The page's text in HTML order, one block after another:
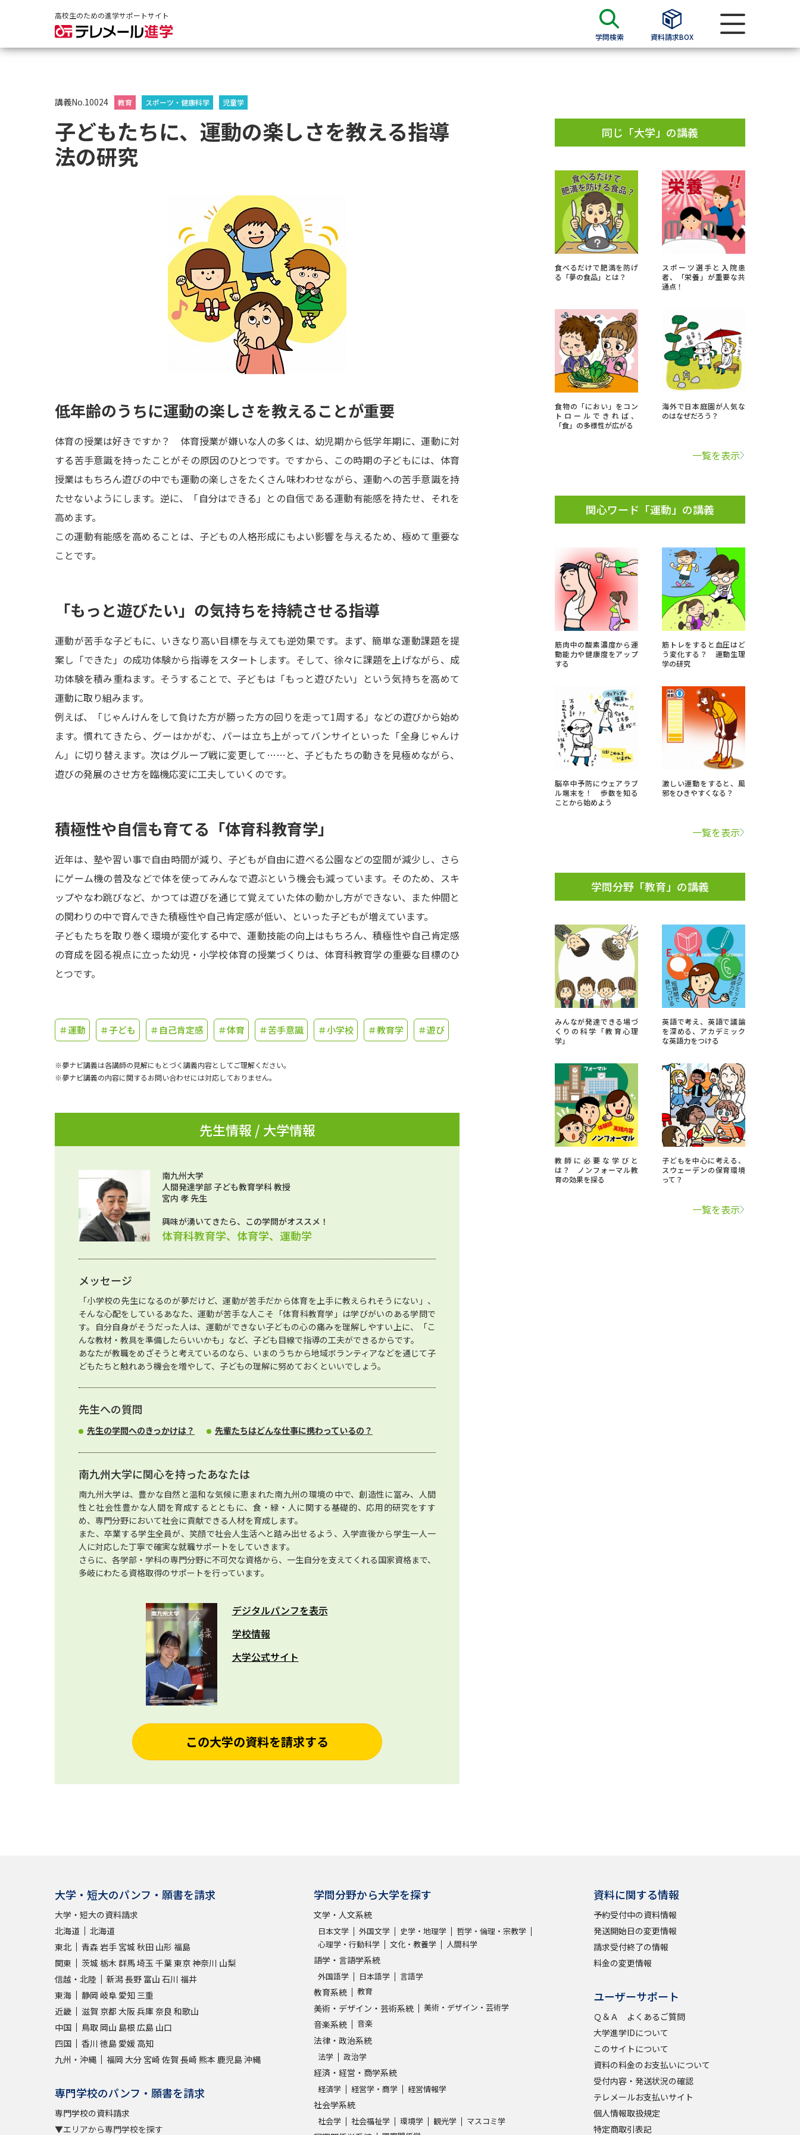
高校生のための進学サポートサイト
学問検索 資料請求BOX
大学・短大の資料種類から請求
大学パンフ
学部・学科パンフ
過去問題集
留学・進学関連、塾・予備校
高等学校卒業程度認定試験
小学校教員資格認定試験
大学検索
大学で学べる内容や特徴を調べる
新増設大学・学部・学科特集
データサイエンス特集
進路の３択
新学年スタート号特集ページ（高3生用）
SELFBRAND特集ページ
オープンキャンパス検索
実施プログラムから探す
受験準備 資料検索
志望校・出願校を調べる
併願校選び 受験スケジュールを立てよう
先輩が入学を決めた理由
新生活お役立ちガイド
大学で学びたい学問発見
学問のミニ講義「夢ナビ講義」 学問分野解説 学問の教科書 夢ナビライブ
ユーザーサポート
このサイトについて
資料の料金のお支払いについて 受付内容・発送状況の確認 テレメール
お支払いサイト
個人情報取扱規定
特定商取引表記 お問合せ先 テレメール進学カタログ訂正のご案内
講義No.10024 教育 スポーツ・健康科学 児童学
子どもたちに、運動の楽しさを教える指導
法の研究
低年齢のうちに運動の楽しさを教えることが重要
体育の授業は好きですか？ 体育授業が嫌いな人の多くは、幼児期から低学年期に、運動に対
する苦手意識を持ったことがその原因のひとつです。ですから、この時期の子どもには、体育
授業はもちろん遊びの中でも運動の楽しさをたくさん味わわせながら、運動への苦手意識を持
たせないようにします。逆に、「自分はできる」との自信である運動有能感を持たせ、それを
高めます。
この運動有能感を高めることは、子どもの人格形成にもよい影響を与えるため、極めて重要な
ことです。
「もっと遊びたい」の気持ちを持続させる指導
運動が苦手な子どもに、いきなり高い目標を与えても逆効果です。まず、簡単な運動課題を提
案し「できた」の成功体験から指導をスタートします。そして、徐々に課題を上げながら、成
功体験を積み重ねます。そうすることで、子どもは「もっと遊びたい」という気持ちを高めて
運動に取り組みます。
例えば、「じゃんけんをして負けた方が勝った方の回りを走って1周する」などの遊びから始め
ます。慣れてきたら、グーはかがむ、パーは立ち上がってバンサイといった「全身じゃんけ
ん」に切り替えます。次はグループ戦に変更して……と、子どもたちの動きを見極めながら、
遊びの発展のさせ方を臨機応変に工夫していくのです。
積極性や自信も育てる「体育科教育学」
近年は、塾や習い事で自由時間が減り、子どもが自由に遊べる公園などの空間が減少し、さら
にゲーム機の普及などで体を使ってみんなで遊ぶという機会も減っています。そのため、スキ
ップやなわ跳びなど、かつては遊びを通じて覚えていた体の動かし方ができない、また仲間と
の関わりの中で育んできた積極性や自己肯定感が低い、といった子どもが増えています。
子どもたちを取り巻く環境が変化する中で、運動技能の向上はもちろん、積極性や自己肯定感
の育成を図る視点に立った幼児・小学校体育の授業づくりは、体育科教育学の重要な目標のひ
とつです。
＃運動 ＃子ども ＃自己肯定感 ＃体育 ＃苦手意識 ＃小学校 ＃教育学 ＃遊び
※夢ナビ講義は各講師の見解にもとづく講義内容としてご理解ください。
※夢ナビ講義の内容に関するお問い合わせには対応しておりません。
先生情報 / 大学情報
南九州大学
人間発達学部 子ども教育学科 教授
宮内 孝 先生
興味が湧いてきたら、この学問がオススメ！
体育科教育学、体育学、運動学
メッセージ
「小学校の先生になるのが夢だけど、運動が苦手だから体育を上手に教えられそうにない」、
そんな心配をしているあなた、運動が苦手な人こそ「体育科教育学」は学びがいのある学問で
す。自分自身がそうだった人は、運動ができない子どもの心の痛みを理解しやすい上に、「こ
んな教材・教具を準備したらいいかも」など、子ども目線で指導の工夫ができるからです。
あなたが教職をめざそうと考えているのなら、いまのうちから地域ボランティアなどを通じて子
どもたちと触れあう機会を増やして、子どもの理解に努めておくといいでしょう。
先生への質問
先生の学問へのきっかけは？ 先輩たちはどんな仕事に携わっているの？
南九州大学に関心を持ったあなたは
南九州大学は、豊かな自然と温和な気候に恵まれた南九州の環境の中で、創造性に冨み、人間
性と社会性豊かな人間を育成するとともに、食・緑・人に関する基礎的、応用的研究をすす
め、専門分野において社会に貢献できる人材を育成します。
また、卒業する学生全員が、笑顔で社会人生活へと踏み出せるよう、入学直後から学生一人一
人に対応した丁寧で確実な就職サポートをしていきます。
さらに、各学部・学科の専門分野に不可欠な資格から、一生自分を支えてくれる国家資格まで、
多岐にわたる資格取得のサポートを行っています。
デジタルパンフを表示
学校情報
大学公式サイト
この大学の資料を請求する
同じ「大学」の講義
食べるだけで肥満を防げ
る「夢の食品」とは？
スポーツ選手と入院患
者、「栄養」が重要な共
通点！
食物の「におい」をコン
トロールできれば、
「食」の多様性が広がる
海外で日本庭園が人気な
のはなぜだろう？
一覧を表示
関心ワード「運動」の講義
筋肉中の酸素濃度から運
動能力や健康度をアップ
する
筋トレをすると血圧はど
う変化する？ 運動生理
学の研究
脳卒中予防にウェアラブ
ル端末を！ 歩数を知る
ことから始めよう
激しい運動をすると、風
邪をひきやすくなる？
一覧を表示
学問分野「教育」の講義
みんなが発達できる場づ
くりの科学「教育心理
学」
英語で考え、英語で議論
を深める、アカデミック
な英語力をつける
教師に必要な学びと
は？ ノンフォーマル教
育の効果を探る
子どもを中心に考える、
スウェーデンの保育環境
って？
一覧を表示
大学・短大のパンフ・願書を請求
大学・短大の資料請求
北海道
北海道
東北
青森 岩手 宮城 秋田 山形 福島
関東
茨城 栃木 群馬埼玉 千葉東京神奈川 山梨
信越・北陸
新潟長野 富山 石川 福井
東海
静岡 岐阜 愛知 三重
近畿
滋賀 京都 大阪兵庫奈良 和歌山
中国
鳥取 岡山 島根 広島 山口
四国
香川 徳島 愛媛 高知
九州・沖縄
福岡 大分 宮崎 佐賀 長崎 熊本 鹿児島沖縄
専門学校のパンフ・願書を請求
専門学校の資料請求
▼エリアから専門学校を探す
学問分野から大学を探す
文学・人文系統
日本文学 外国文学 史学・地理学
哲学・倫理・宗教学
心理学・行動科学
文化・教養学 人間科学
語学・言語学系統
外国語学 日本語学 言語学
教育系統 教育
美術・デザイン・芸術系統 美術・デザイン・芸術学
音楽系統 音楽
法律・政治系統
法学 政治学
経済・経営・商学系統
経済学 経営学・商学 経営情報学
社会学系統
社会学 社会福祉学 環境学 観光学 マスコミ学
資料に関する情報
予約受付中の資料情報
発送開始日の変更情報
請求受付終了の情報
料金の変更情報
ユーザーサポート
Ｑ＆Ａ よくあるご質問
大学進学IDについて
このサイトについて
資料の料金のお支払いについて
受付内容・発送状況の確認
テレメールお支払いサイト
個人情報取扱規定
特定商取引表記